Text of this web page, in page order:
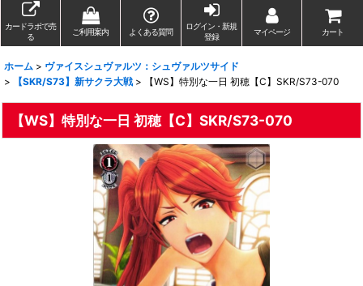
カードラボで売
る
ご利用案内 よくある質問
ログイン・新規
登録
マイページ カート
ホーム > ヴァイスシュヴァルツ：シュヴァルツサイド
>
【SKR/S73】新サクラ大戦 > 【WS】特別な一日 初穂【C】SKR/S73-070
【WS】特別な一日 初穂【C】SKR/S73-070